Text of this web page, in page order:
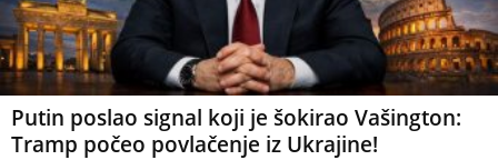
Putin poslao signal koji je šokirao Vašington:
Tramp počeo povlačenje iz Ukrajine!